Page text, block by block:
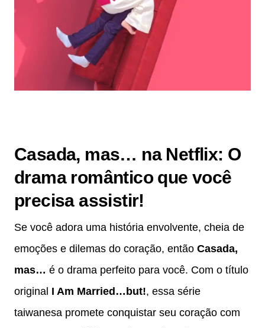
Casada, mas… na Netflix: O
drama romântico que você
precisa assistir!
Se você adora uma história envolvente, cheia de
emoções e dilemas do coração, então Casada,
mas… é o drama perfeito para você. Com o título
original I Am Married…but!, essa série
taiwanesa promete conquistar seu coração com